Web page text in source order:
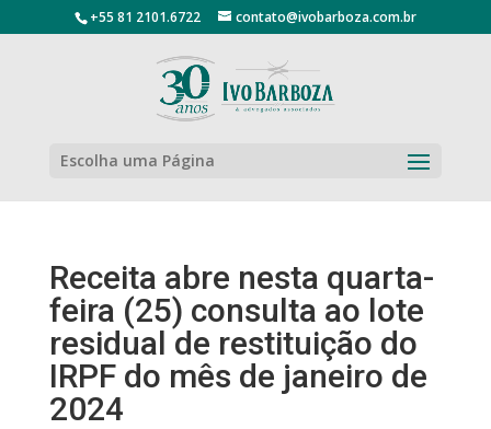
+55 81 2101.6722 contato@ivobarboza.com.br
Escolha uma Página
Receita abre nesta quarta-
feira (25) consulta ao lote
residual de restituição do
IRPF do mês de janeiro de
2024